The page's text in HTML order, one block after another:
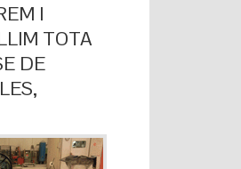
M I
TOTA
DE